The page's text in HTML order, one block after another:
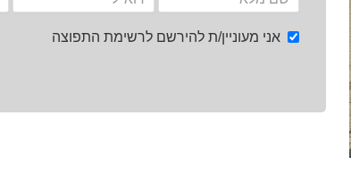
אני מעוניין/ת להירשם לרשימת התפוצה